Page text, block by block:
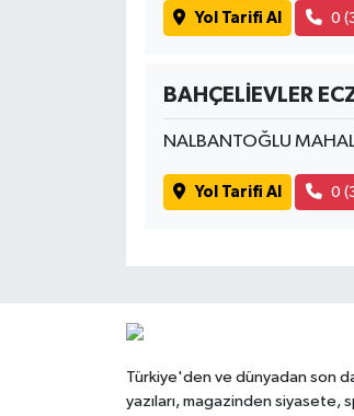
Yol Tarifi Al 0
BAHÇELİEVLER
NALBANTOĞLU
Yol Tarifi Al 0
Türkiye'den ve dünyadan son
yazıları, magazinden siyasete,